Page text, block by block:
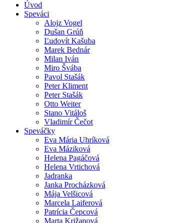
Úvod
Speváci
Alojz Vogel
Dušan Grúň
Ľudovít Kašuba
Marek Bednár
Milan Iván
Miro Švába
Pavol Stašák
Peter Kliment
Peter Stašák
Otto Weiter
Stano Vitáloš
Vladimír Čečot
Speváčky
Eva Mária Uhríková
Eva Máziková
Helena Pagáčová
Helena Vrtichová
Jadranka
Janka Procházková
Mája Velšicová
Marcela Laiferová
Patrícia Čepcová
Marta Križanová